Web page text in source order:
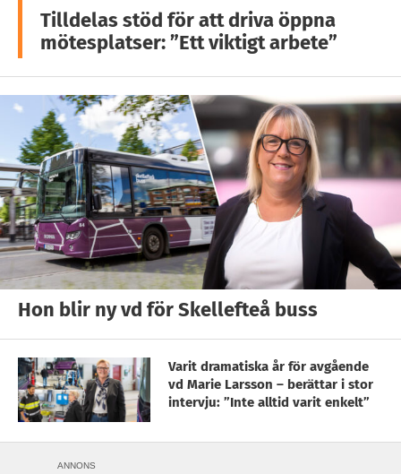
Tilldelas stöd för att driva öppna
mötesplatser: ”Ett viktigt arbete”
Hon blir ny vd för Skellefteå buss
Varit dramatiska år för avgående
vd Marie Larsson – berättar i stor
intervju: ”Inte alltid varit enkelt”
ANNONS